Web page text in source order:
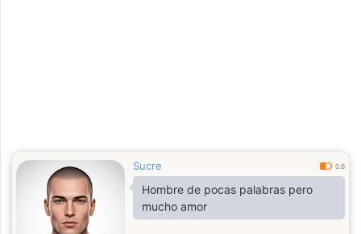
Sucre 0.6
Hombre de pocas palabras pero
mucho amor